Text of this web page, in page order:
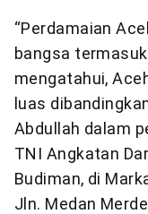
“Perdamaian
bangsa
mengatahui,
luas
Abdullah dalam
TNI Angkatan
Budiman, di
Jln. Medan